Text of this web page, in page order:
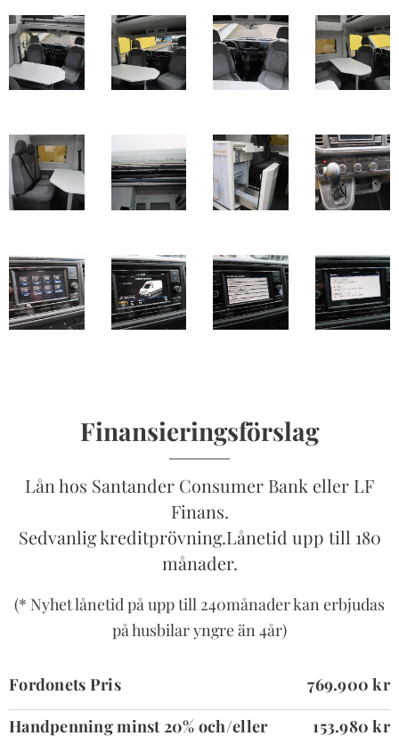
Finansieringsförslag
Lån hos Santander Consumer Bank eller LF
Finans.
Sedvanlig kreditprövning.Lånetid upp till 180
månader.
(* Nyhet lånetid på upp till 240månader kan erbjudas
på husbilar yngre än 4år)
Fordonets Pris
769.900 kr
Handpenning minst 20% och/eller
153.980 kr